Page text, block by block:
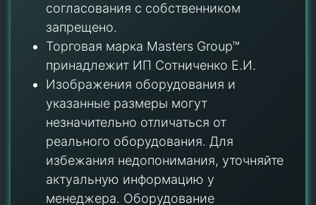
согласования с собственником
запрещено.
Торговая марка Masters Group™
принадлежит ИП Сотниченко Е.И.
Изображения оборудования и
указанные размеры могут
незначительно отличаться от
реального оборудования. Для
избежания недопонимания, уточняйте
актуальную информацию у
менеджера. Оборудование